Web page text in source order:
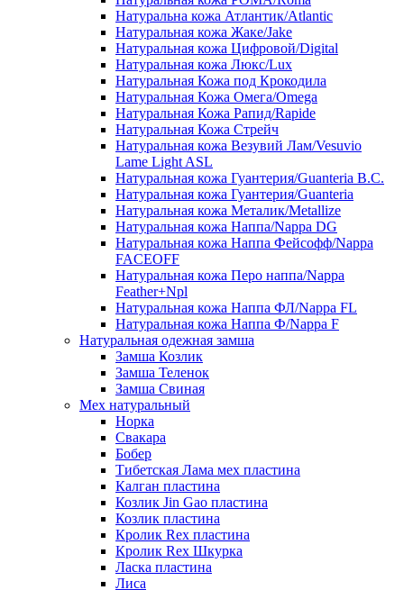
Натуральна кожа Атлантик/Atlantic
Натуральная кожа Жаке/Jake
Натуральная кожа Цифровой/Digital
Натуральная кожа Люкс/Lux
Натуральная Кожа под Крокодила
Натуральная Кожа Омега/Omega
Натуральная Кожа Рапид/Rapide
Натуральная Кожа Стрейч
Натуральная кожа Везувий Лам/Vesuvio
Lame Light ASL
Натуральная кожа Гуантерия/Guanteria B.C.
Натуральная кожа Гуантерия/Guanteria
Натуральная кожа Металик/Metallize
Натуральная кожа Наппа/Nappa DG
Натуральная кожа Наппа Фейсофф/Nappa
FACEOFF
Натуральная кожа Перо наппа/Nappa
Feather+Npl
Натуральная кожа Наппа ФЛ/Nappa FL
Натуральная кожа Наппа Ф/Nappa F
Натуральная одежная замша
Замша Козлик
Замша Теленок
Замша Свиная
Мех натуральный
Норка
Свакара
Бобер
Тибетская Лама мех пластина
Калган пластина
Козлик Jin Gao пластина
Козлик пластина
Кролик Rex пластина
Кролик Rex Шкурка
Ласка пластина
Лиса